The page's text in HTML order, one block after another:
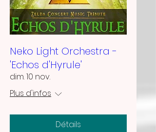
Neko Light Orchestra -
'Echos d'Hyrule'
dim. 10 nov.
Plus d'infos
Détails